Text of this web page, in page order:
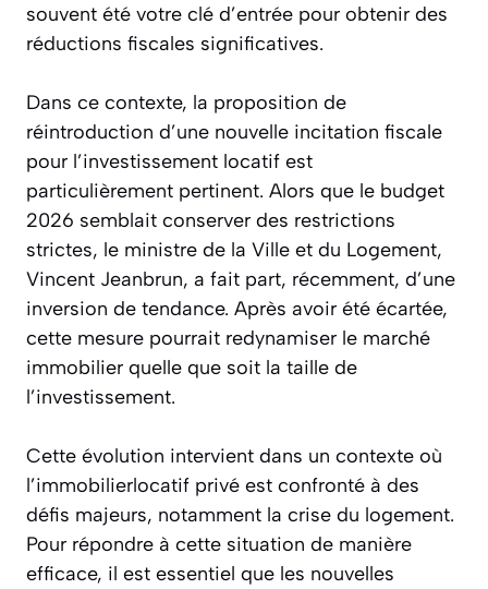
souvent été votre clé d’entrée pour obtenir des
réductions fiscales significatives.
Dans ce contexte, la proposition de
réintroduction d’une nouvelle incitation fiscale
pour l’investissement locatif est
particulièrement pertinent. Alors que le budget
2026 semblait conserver des restrictions
strictes, le ministre de la Ville et du Logement,
Vincent Jeanbrun, a fait part, récemment, d’une
inversion de tendance. Après avoir été écartée,
cette mesure pourrait redynamiser le marché
immobilier quelle que soit la taille de
l’investissement.
Cette évolution intervient dans un contexte où
l’immobilierlocatif privé est confronté à des
défis majeurs, notamment la crise du logement.
Pour répondre à cette situation de manière
efficace, il est essentiel que les nouvelles